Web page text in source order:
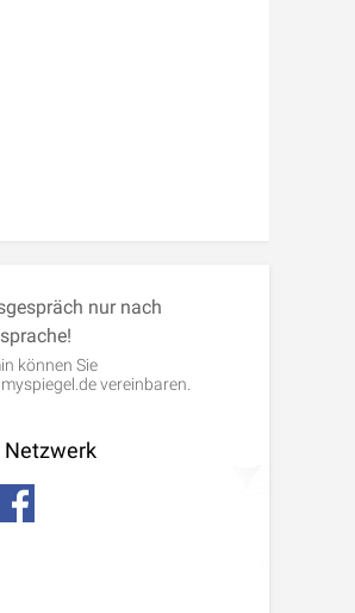
nur nach
können Sie
vereinbaren.
Netzwerk